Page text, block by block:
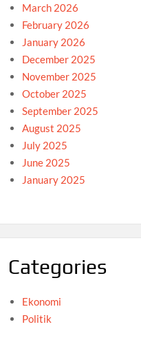
March 2026
February 2026
January 2026
December 2025
November 2025
October 2025
September 2025
August 2025
July 2025
June 2025
January 2025
Categories
Ekonomi
Politik